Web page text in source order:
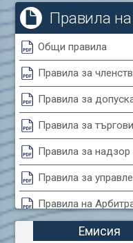
Advanced Micro Devices
Agrana Beteiligungs AG
Air Canada Inc. (ADH2)
Air France (AFR0)
Air Liquide SA (AIL)
Airbus SE (AIR)
Aixtron SE (AIXA)
Algonquin Power &
Alibaba Group Holding
Allianz SE (ALV)
Alphabet Inc. (ABEA)
Alphabet Inc. (ABEC)
Altria Group Inc. (PHM7)
Amazon.com Inc. (AMZ)
Правила
Общи правила
Правила за
Правила за
Правила за
Правила за надзор
Правила за
Правила на
фондова борса
Емисия